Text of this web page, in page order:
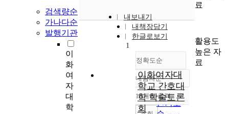
검색량순
가나다순
발행기관
이
화
여
자
대
학
내보내기
내책장담기
한글로보기
정확도순
정확도
순
인기도
내림차순
내림차순
10개씩 출력
1
이화여자대
학교 간호대
학 학술토론
회
료
활용도
높은 자
료